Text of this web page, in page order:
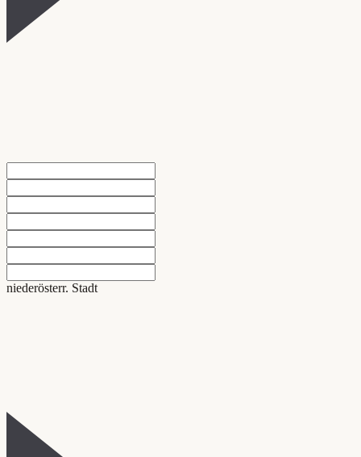
niederösterr. Stadt